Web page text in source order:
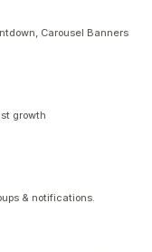
Carousel Banners
growth
& notifications.